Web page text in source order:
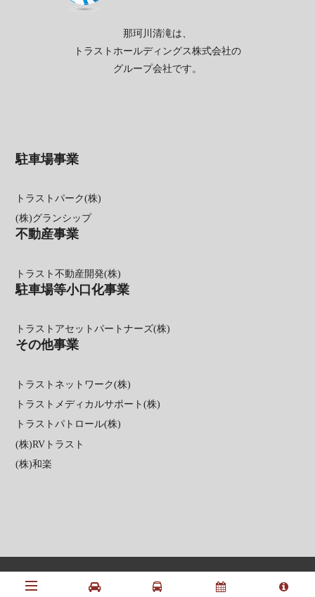
那珂川清滝は、
トラストホールディングス株式会社の
グループ会社です。
駐車場事業
トラストパーク(株)
(株)グランシップ
不動産事業
トラスト不動産開発(株)
駐車場等小口化事業
トラストアセットパートナーズ(株)
その他事業
トラストネットワーク(株)
トラストメディカルサポート(株)
トラストパトロール(株)
(株)RVトラスト
(株)和楽